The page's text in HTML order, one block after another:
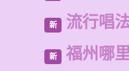
新 流行唱
新 福州哪